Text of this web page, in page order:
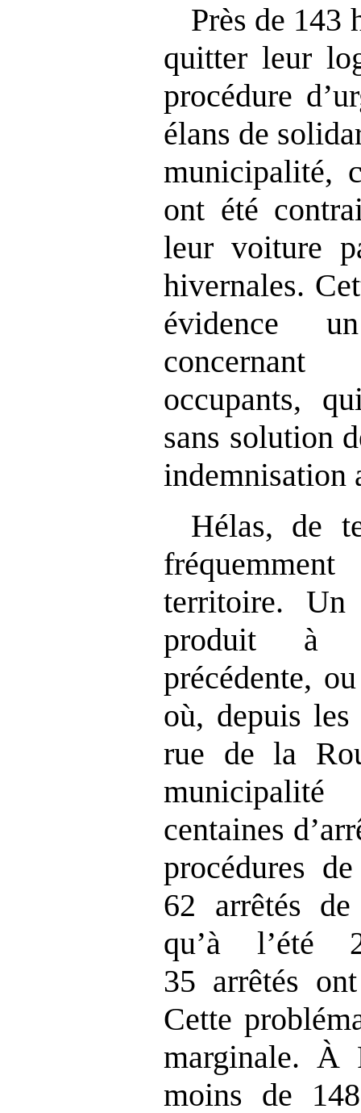
Près de 143
quitter leur
procédure
élans de
municipalité,
ont été
leur voiture
hivernales.
évidence
concernant
occupants,
sans solution
indemnisation
Hélas, de
territoire. Un
produit à
précédente,
où, depuis
rue de la
centaines
procédures
62 arrêtés
qu’à l’été
35 arrêtés
Cette
marginale. À
moins de